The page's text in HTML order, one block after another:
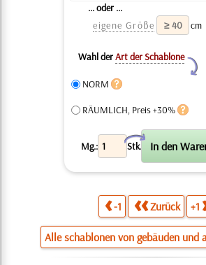
... oder ...
eigene Größe
cm
Wahl derArt der Schablone
Y
NORM
RÄUMLICH, Preis +30%
Mg.: Stk.
X
-1 Zurück +1
Alle schablonen von gebäuden und